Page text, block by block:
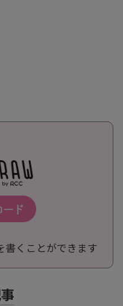
書くことができます